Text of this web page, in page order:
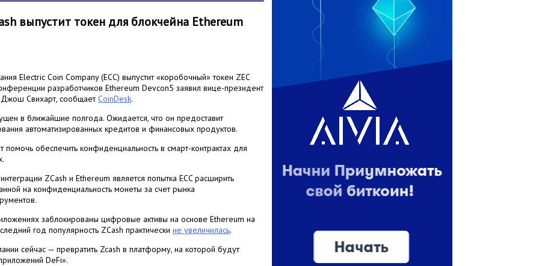
выпустит токен для блокчейна Ethereum
Electric Coin Company (ECC) выпустит «коробочный» токен ZEC
разработчиков Ethereum Devcon5 заявил вице-президент
Джош Свихарт, сообщаетCoinDesk.
в ближайшие полгода. Ожидается, что он предоставит
автоматизированных кредитов и финансовых продуктов.
помочь обеспечить конфиденциальность в смарт-контрактах для
ZCash и Ethereum является попытка ECC расширить
на конфиденциальность монеты за счет рынка
заблокированы цифровые активы на основе Ethereum на
год популярность ZCash практически не увеличилась.
сейчас — превратить Zcash в платформу, на которой будут
DeFi».